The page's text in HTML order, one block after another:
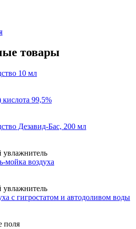
товары
10 мл
99,5%
Дезавид-Бас, 200 мл
мойка воздуха
с гигростатом и автодоливом воды
поля